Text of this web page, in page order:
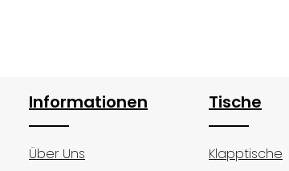
Informationen
Über Uns
Tische
Klapptische